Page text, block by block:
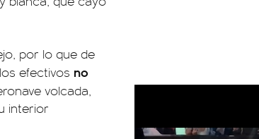
por lo que de
efectivos no
volcada,
interior